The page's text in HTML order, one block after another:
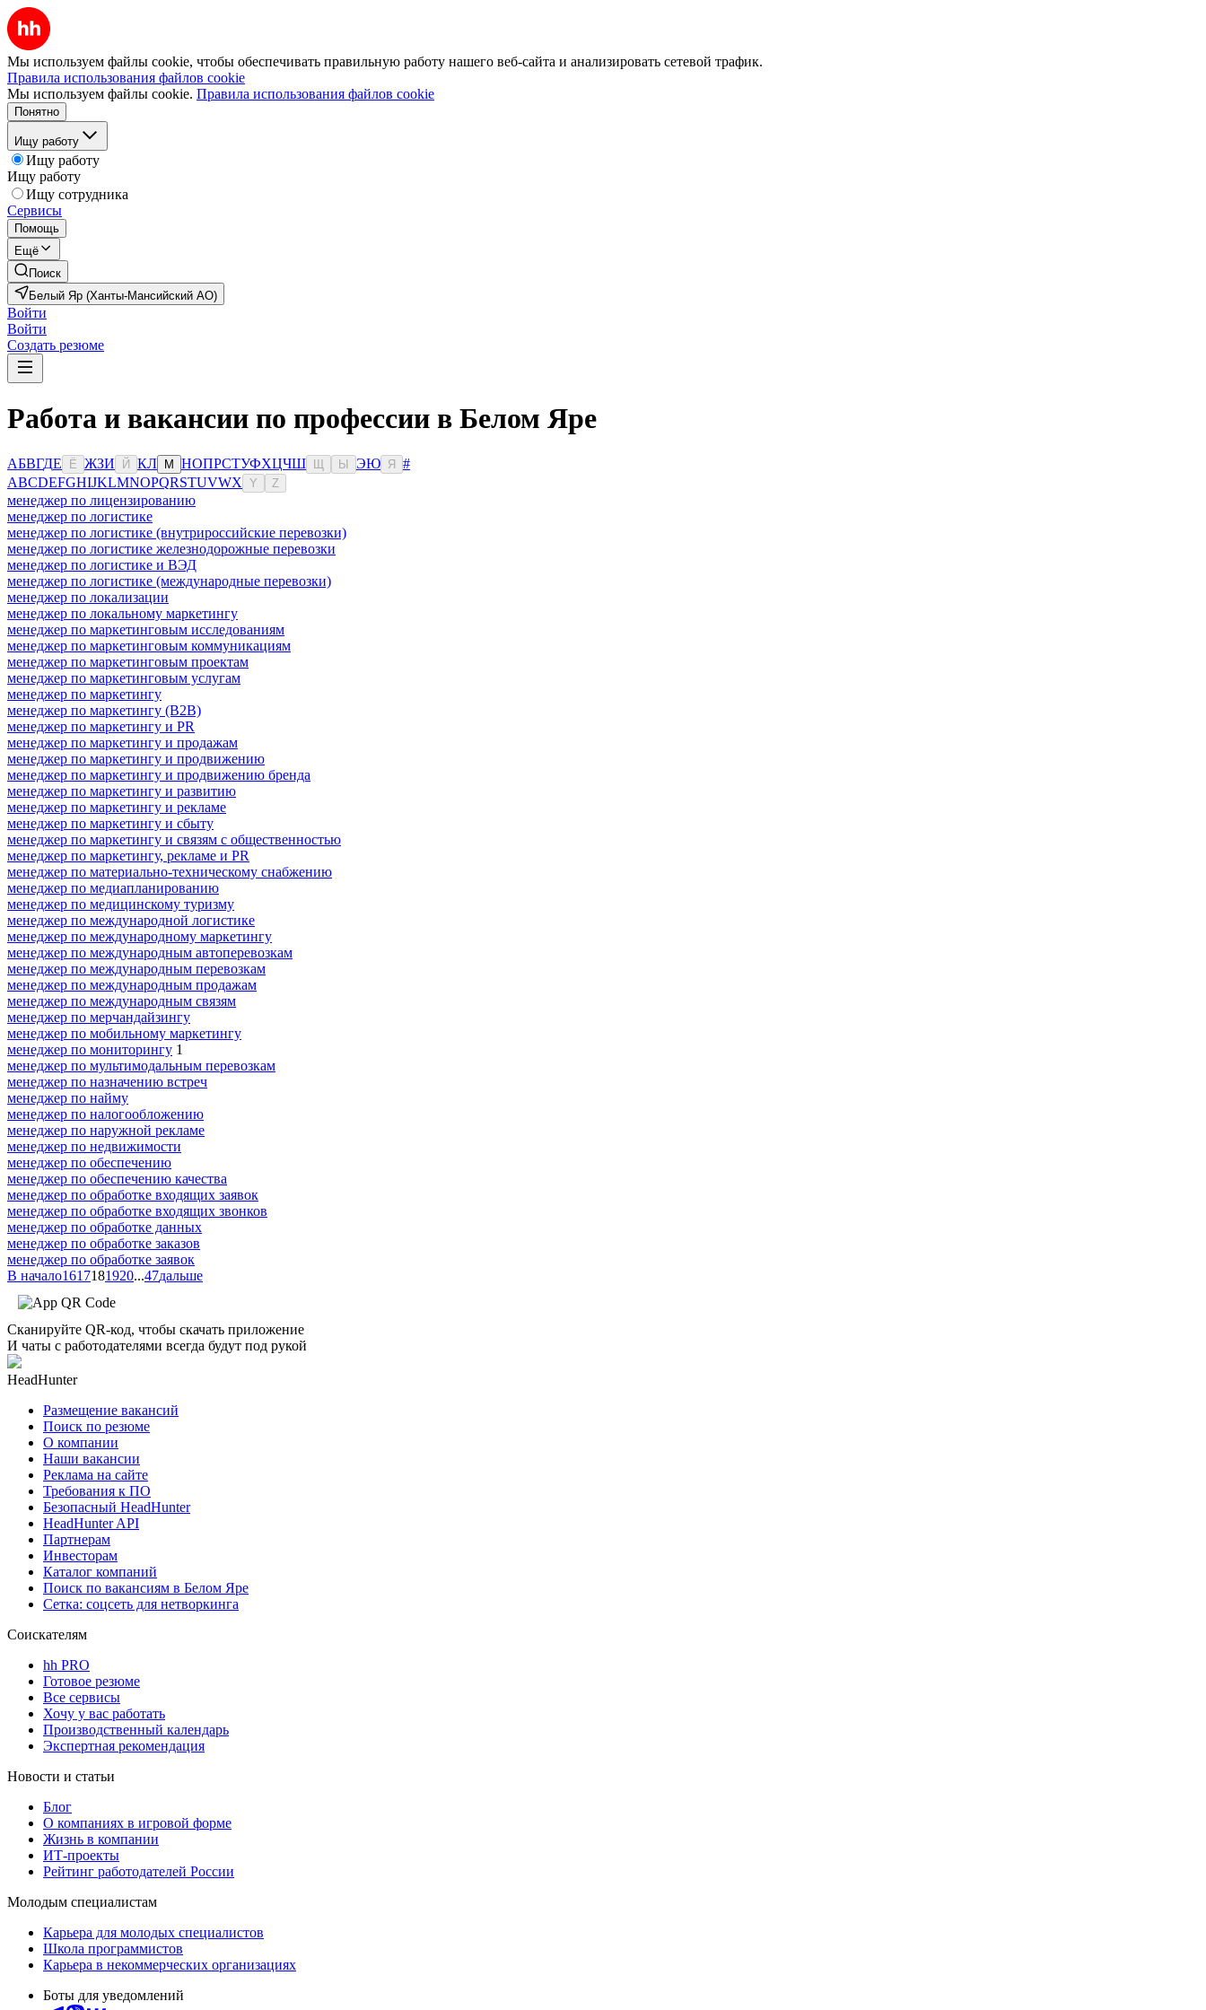
Мы используем файлы cookie, чтобы обеспечивать правильную работу нашего веб-сайта и анализировать сетевой трафик.
Правила использования файлов cookie
Мы используем файлы cookie. Правила использования файлов cookie
Понятно
Ищу работу
Ищу работу
Ищу работу
Ищу сотрудника
Сервисы
Помощь
Ещё
Поиск
Белый Яр (Ханты-Мансийский АО)
Войти
Войти
Создать резюме
Работа и вакансии по профессии в Белом Яре
АБВГДЕ Ё ЖЗИ Й КЛ М НОПРСТУФХЦЧШ Ы ЭЮ Я
#
ABCDEFGHIJKLMNOPQRSTUVWX Y Z
менеджер по лицензированию
менеджер по логистике
менеджер по логистике (внутрироссийские перевозки)
менеджер по логистике железнодорожные перевозки
менеджер по логистике и ВЭД
менеджер по логистике (международные перевозки)
менеджер по локализации
менеджер по локальному маркетингу
менеджер по маркетинговым исследованиям
менеджер по маркетинговым коммуникациям
менеджер по маркетинговым проектам
менеджер по маркетинговым услугам
менеджер по маркетингу
менеджер по маркетингу (B2B)
менеджер по маркетингу и PR
менеджер по маркетингу и продажам
менеджер по маркетингу и продвижению
менеджер по маркетингу и продвижению бренда
менеджер по маркетингу и развитию
менеджер по маркетингу и рекламе
менеджер по маркетингу и сбыту
менеджер по маркетингу и связям с общественностью
менеджер по маркетингу, рекламе и PR
менеджер по материально-техническому снабжению
менеджер по медиапланированию
менеджер по медицинскому туризму
менеджер по международной логистике
менеджер по международному маркетингу
менеджер по международным автоперевозкам
менеджер по международным перевозкам
менеджер по международным продажам
менеджер по международным связям
менеджер по мерчандайзингу
менеджер по мобильному маркетингу
менеджер по мониторингу 1
менеджер по мультимодальным перевозкам
менеджер по назначению встреч
менеджер по найму
менеджер по налогообложению
менеджер по наружной рекламе
менеджер по недвижимости
менеджер по обеспечению
менеджер по обеспечению качества
менеджер по обработке входящих заявок
менеджер по обработке входящих звонков
менеджер по обработке данных
менеджер по обработке заказов
менеджер по обработке заявок
В начало1617181920...47дальше
Сканируйте QR-код, чтобы скачать приложение
И чаты с работодателями всегда будут под рукой
HeadHunter
Размещение вакансий
Поиск по резюме
О компании
Наши вакансии
Реклама на сайте
Требования к ПО
Безопасный HeadHunter
HeadHunter API
Партнерам
Инвесторам
Каталог компаний
Поиск по вакансиям в Белом Яре
Сетка: соцсеть для нетворкинга
Соискателям
hh PRO
Готовое резюме
Все сервисы
Хочу у вас работать
Производственный календарь
Экспертная рекомендация
Новости и статьи
Блог
О компаниях в игровой форме
Жизнь в компании
ИТ-проекты
Рейтинг работодателей России
Молодым специалистам
Карьера для молодых специалистов
Школа программистов
Карьера в некоммерческих организациях
Боты для уведомлений